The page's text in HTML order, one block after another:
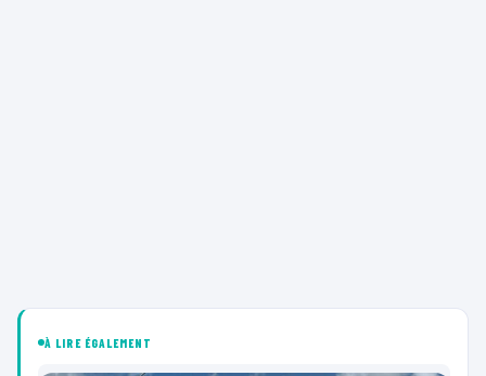
À LIRE ÉGALEMENT